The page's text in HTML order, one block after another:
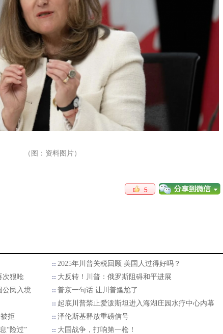
（图：资料图片）
5
2025年川普关税回顾 美国人过得好吗？
次狠呛
大反转！川普：俄罗斯阻碍和平进展
公民入境
普京一句话 让川普尴尬了
起底川普禁止爱泼斯坦进入海湖庄园水疗中心内幕
拒
泽伦斯基释放重磅信号
“险过”
大国战争，打响第一枪！